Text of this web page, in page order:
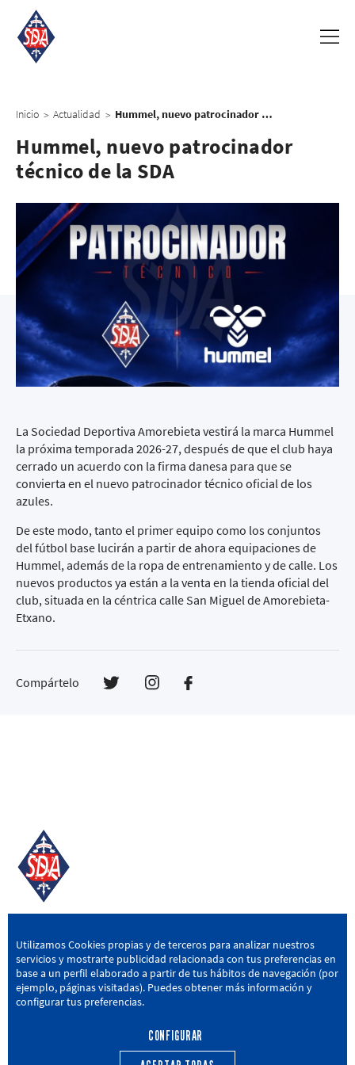
Inicio > Actualidad > Hummel, nuevo patrocinador técnico de la SDA
Hummel, nuevo patrocinador
técnico de la SDA
La Sociedad Deportiva Amorebieta vestirá la marca Hummel
la próxima temporada 2026-27, después de que el club haya
cerrado un acuerdo con la firma danesa para que se
convierta en el nuevo patrocinador técnico oficial de los
azules.
De este modo, tanto el primer equipo como los conjuntos
del fútbol base lucirán a partir de ahora equipaciones de
Hummel, además de la ropa de entrenamiento y de calle. Los
nuevos productos ya están a la venta en la tienda oficial del
club, situada en la céntrica calle San Miguel de Amorebieta-
Etxano.
Compártelo
SD AMOREBIETA
San Miguel Kalea, 16, 48340 Amorebieta, Bizkaia
946 604 751 | sda@sdamorebieta.eus
Utilizamos Cookies propias y de terceros para analizar nuestros
servicios y mostrarte publicidad relacionada con tus preferencias en
base a un perfil elaborado a partir de tus hábitos de navegación (por
ejemplo, páginas visitadas). Puedes obtener más información y
configurar tus preferencias.
CONFIGURAR